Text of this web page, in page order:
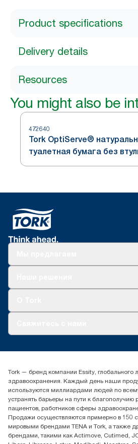
Product specifications
Delivery details
Resources
You might also be
472640
Tork OptiServe®
туалетная бумага без
(+7) 777 779 0095
Контакты на рынках СНГ
ООО «Эссити»,
Достык, 210, 2 блок, 3 этаж,
офис №32 050051, г.
Алматы, Казахстан
Tork — бренд компании Essity, глобального
здравоохранения. Каждый день наши
используются миллиардами людей по
устранять барьеры на пути к благополучию
пациентов, работников сферы
Продажи осуществляются примерно в 150
мировыми брендами TENA и Tork, а также
брендами, такими как Actimove, Cutimed,